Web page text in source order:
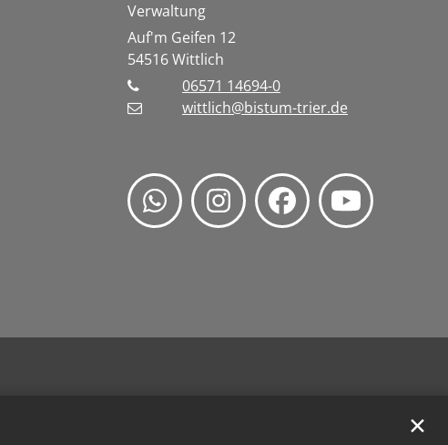
✕
Verwaltung
Auf'm Geifen 12
54516Wittlich
06571 14694-0
wittlich@bistum-trier.de